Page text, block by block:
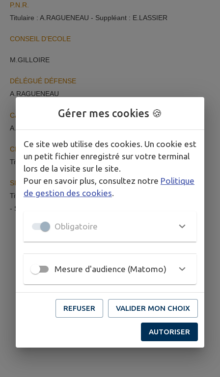
P.N.R.
Titulaire : A.RAGUENEAU - Suppléant : E.LASSIER
CONSEIL D’ECOLE
M.GILLOIRE
DÉLÉGUÉ DÉFENSE
A.RAGUENEAU
CAVITÉS 37
A.RAGUENEAU - Suppléant: B.BASILE
CNAS
Titulaire : C.BAUDRY – Suppléant : F.DELEPINE
SIS CRAVANT - PANZOULT
Titulaires : P.ALLIET, C.BAUDRY, M.GILLOIRE, D.BOUCHER
- Suppléants : M.POUROL, E.LASSIER, D.ORION
Gérer mes cookies 🍪
Ce site web utilise des cookies. Un cookie est
un petit fichier enregistré sur votre terminal
lors de la visite sur le site.
Pour en savoir plus, consultez notre Politique
de gestion des cookies
Obligatoire
Mesure d'audience (Matomo)
REFUSER VALIDER MON CHOIX
AUTORISER